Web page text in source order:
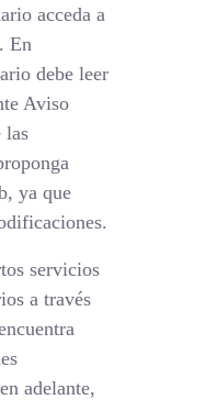
acceda a
En
debe leer
Aviso
las
ya que
servicios
a través
adelante,